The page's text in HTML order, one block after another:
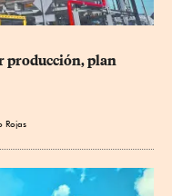
producción, plan
Rojas